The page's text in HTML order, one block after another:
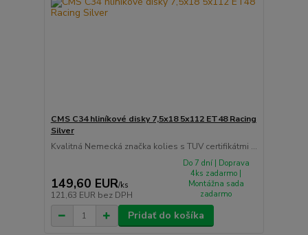
CMS C34 hliníkové disky 7,5x18 5x112 ET48 Racing
Silver
Kvalitná Nemecká značka kolies s TUV certifikátmi ...
149,60 EUR/ks
121,63 EUR bez DPH
Do 7 dní | Doprava
4ks zadarmo |
Montážna sada
zadarmo
Pridať do košíka